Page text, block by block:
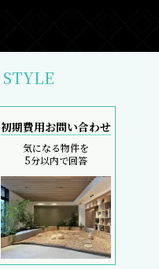
STYLE
初期費用お問い合わせ
気になる物件を
5分以内で回答